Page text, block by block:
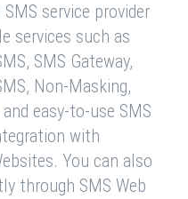
SMS service provider
services such as
SMS Gateway,
Non-Masking,
easy-to-use SMS
with
You can also
through SMS Web